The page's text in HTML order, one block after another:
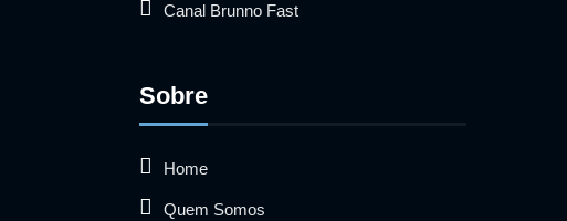
Canal Brunno Fast
Sobre
Home
Quem Somos